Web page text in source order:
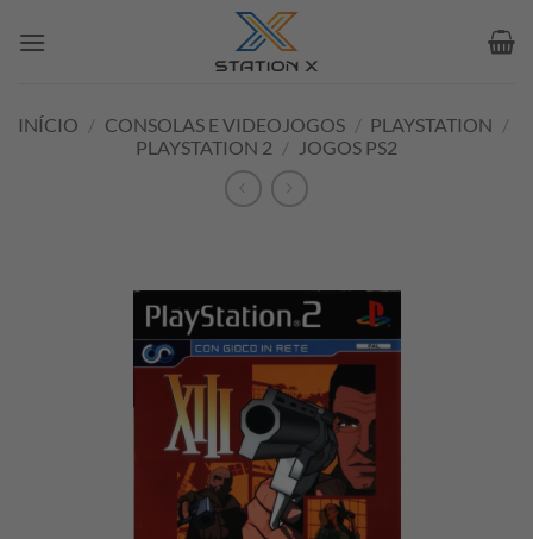
INÍCIO / CONSOLAS E VIDEOJOGOS / PLAYSTATION /
PLAYSTATION 2 / JOGOS PS2